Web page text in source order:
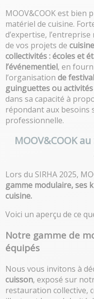
MOOV&COOK est bien
matériel de cuisine.
d’expertise,
de vos projets de
collectivités: écoles et
l’événementiel, en
l’organisationde
guinguettes ou
dans sa capacité à
répondant aux besoins
professionnelle.
MOOV&COOK
Lors du SIRHA 2025,
gamme modulaire, ses
cuisine.
Voici un aperçu de ce
Notre gamme de
équipés
Nous vous invitons à
cuisson, exposé sur
restauration collective,